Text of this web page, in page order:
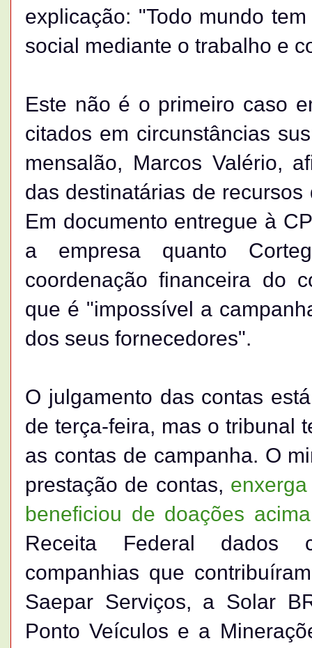
explicação: "Todo mundo
social mediante o trabalho e
Este não é o primeiro caso
citados em circunstâncias
mensalão, Marcos Valério,
das destinatárias de
Em documento entregue à
a empresa quanto
coordenação financeira do
que é "impossível a
dos seus fornecedores".
O julgamento das contas
de terça-feira, mas o tribunal
as contas de campanha. O
prestação de contas,
beneficiou de doações
Receita Federal dados
companhias que
Saepar Serviços, a Solar
Ponto Veículos e a